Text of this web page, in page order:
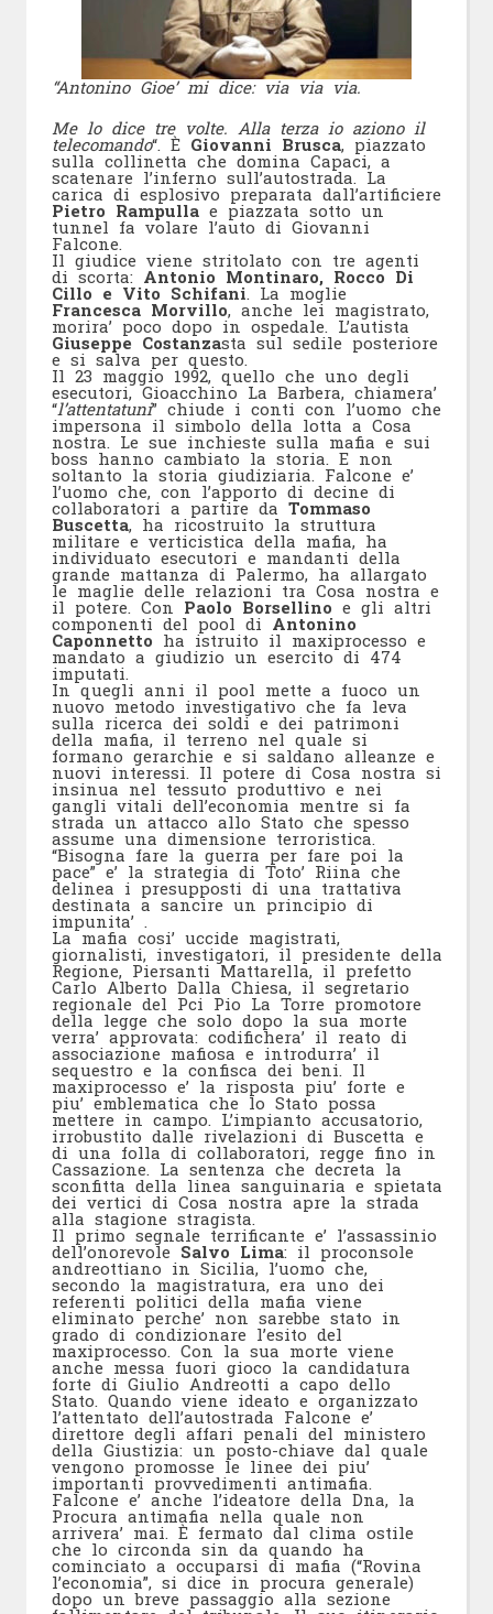
“Antonino Gioe’ mi dice: via via via.
Me lo dice tre volte. Alla terza io aziono il
telecomando“. È Giovanni Brusca, piazzato
sulla collinetta che domina Capaci, a
scatenare l’inferno sull’autostrada. La
carica di esplosivo preparata dall’artificiere
Pietro Rampullae piazzata sotto un
tunnel fa volare l’auto di Giovanni
Falcone.
Il giudice viene stritolato con tre agenti
di scorta: Antonio Montinaro, Rocco Di
Cillo e Vito Schifani. La moglie
Francesca Morvillo, anche lei magistrato,
morira’ poco dopo in ospedale. L’autista
Giuseppe Costanzasta sul sedile posteriore
e si salva per questo.
Il 23 maggio 1992, quello che uno degli
esecutori, Gioacchino La Barbera, chiamera’
“l’attentatuni” chiude i conti con l’uomo che
impersona il simbolo della lotta a Cosa
nostra. Le sue inchieste sulla mafia e sui
boss hanno cambiato la storia. E non
soltanto la storia giudiziaria. Falcone e’
l’uomo che, con l’apporto di decine di
collaboratori a partire da Tommaso
Buscetta, ha ricostruito la struttura
militare e verticistica della mafia, ha
individuato esecutori e mandanti della
grande mattanza di Palermo, ha allargato
le maglie delle relazioni tra Cosa nostra e
il potere. Con Paolo Borsellino e gli altri
componenti del pool di Antonino
Caponnetto ha istruito il maxiprocesso e
mandato a giudizio un esercito di 474
imputati.
In quegli anni il pool mette a fuoco un
nuovo metodo investigativo che fa leva
sulla ricerca dei soldi e dei patrimoni
della mafia, il terreno nel quale si
formano gerarchie e si saldano alleanze e
nuovi interessi. Il potere di Cosa nostra si
insinua nel tessuto produttivo e nei
gangli vitali dell’economia mentre si fa
strada un attacco allo Stato che spesso
assume una dimensione terroristica.
“Bisogna fare la guerra per fare poi la
pace” e’ la strategia di Toto’ Riina che
delinea i presupposti di una trattativa
destinata a sancire un principio di
impunita’ .
La mafia cosi’ uccide magistrati,
giornalisti, investigatori, il presidente della
Regione, Piersanti Mattarella, il prefetto
Carlo Alberto Dalla Chiesa, il segretario
regionale del Pci Pio La Torre promotore
della legge che solo dopo la sua morte
verra’ approvata: codifichera’ il reato di
associazione mafiosa e introdurra’ il
sequestro e la confisca dei beni. Il
maxiprocesso e’ la risposta piu’ forte e
piu’ emblematica che lo Stato possa
mettere in campo. L’impianto accusatorio,
irrobustito dalle rivelazioni di Buscetta e
di una folla di collaboratori, regge fino in
Cassazione. La sentenza che decreta la
sconfitta della linea sanguinaria e spietata
dei vertici di Cosa nostra apre la strada
alla stagione stragista.
Il primo segnale terrificante e’ l’assassinio
dell’onorevole Salvo Lima: il proconsole
andreottiano in Sicilia, l’uomo che,
secondo la magistratura, era uno dei
referenti politici della mafia viene
eliminato perche’ non sarebbe stato in
grado di condizionare l’esito del
maxiprocesso. Con la sua morte viene
anche messa fuori gioco la candidatura
forte di Giulio Andreotti a capo dello
Stato. Quando viene ideato e organizzato
l’attentato dell’autostrada Falcone e’
direttore degli affari penali del ministero
della Giustizia: un posto-chiave dal quale
vengono promosse le linee dei piu’
importanti provvedimenti antimafia.
Falcone e’ anche l’ideatore della Dna, la
Procura antimafia nella quale non
arrivera’ mai. È fermato dal clima ostile
che lo circonda sin da quando ha
cominciato a occuparsi di mafia (“Rovina
l’economia”, si dice in procura generale)
dopo un breve passaggio alla sezione